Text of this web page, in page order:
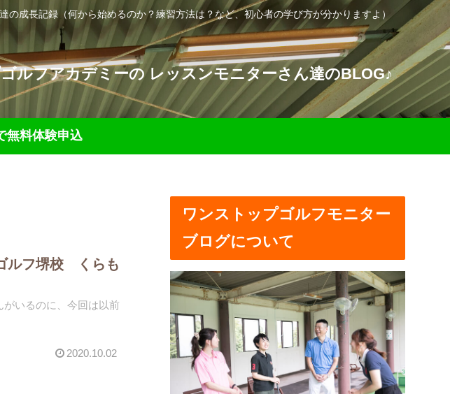
成長記録（何から始めるのか？練習方法は？など、初心者の学び方が分かりますよ）
ルフアカデミーの レッスンモニターさん達のBLOG♪
無料体験申込
ルフ堺校 くらも
いるのに、今回は以前
2020.10.02
ワンストップゴルフモニター
ブログについて